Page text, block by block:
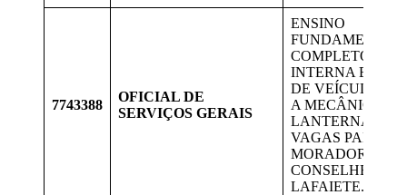
7743388
OFICIAL DE
SERVIÇOS GERAIS
ENSINO
FUNDAMENTAL
COMPLETO;
INTERNA E
DE VEÍCULOS,
A MECÂNICA E
LANTERNAGEM.
VAGAS PARA
MORADORES DE
CONSELHEIRO
LAFAIETE.